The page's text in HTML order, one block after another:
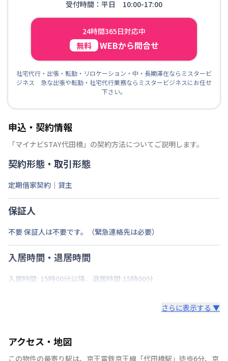
受付時間：平日 10:00-17:00
24時間365日対応中
無料 WEBから問合せ
社宅代行・出張・転勤・リロケーション・中・長期滞在ならミスタービ
ジネス 急な出張や転勤・社宅代行業務ならミスタービジネスにお任せ
下さい。
申込・契約情報
「マイナビSTAY代田橋 」の契約方法についてご説明します。
契約形態・取引形態
定期借家契約｜貸主
保証人
不要 保証人は不要です。（緊急連絡先は必要）
入居時間・退居時間
入居時間: 15時00分以降、退居時間:15時00分
さらに表示する ▼
アクセス・地図
この物件の最寄り駅は、 京王電鉄京王線 「代田橋駅 」 徒歩6分、 京